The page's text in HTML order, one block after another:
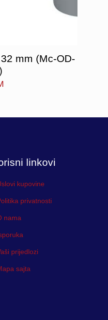
mm (Mc-OD-
linkovi
kupovine
privatnosti
nama
prijedlozi
sajta